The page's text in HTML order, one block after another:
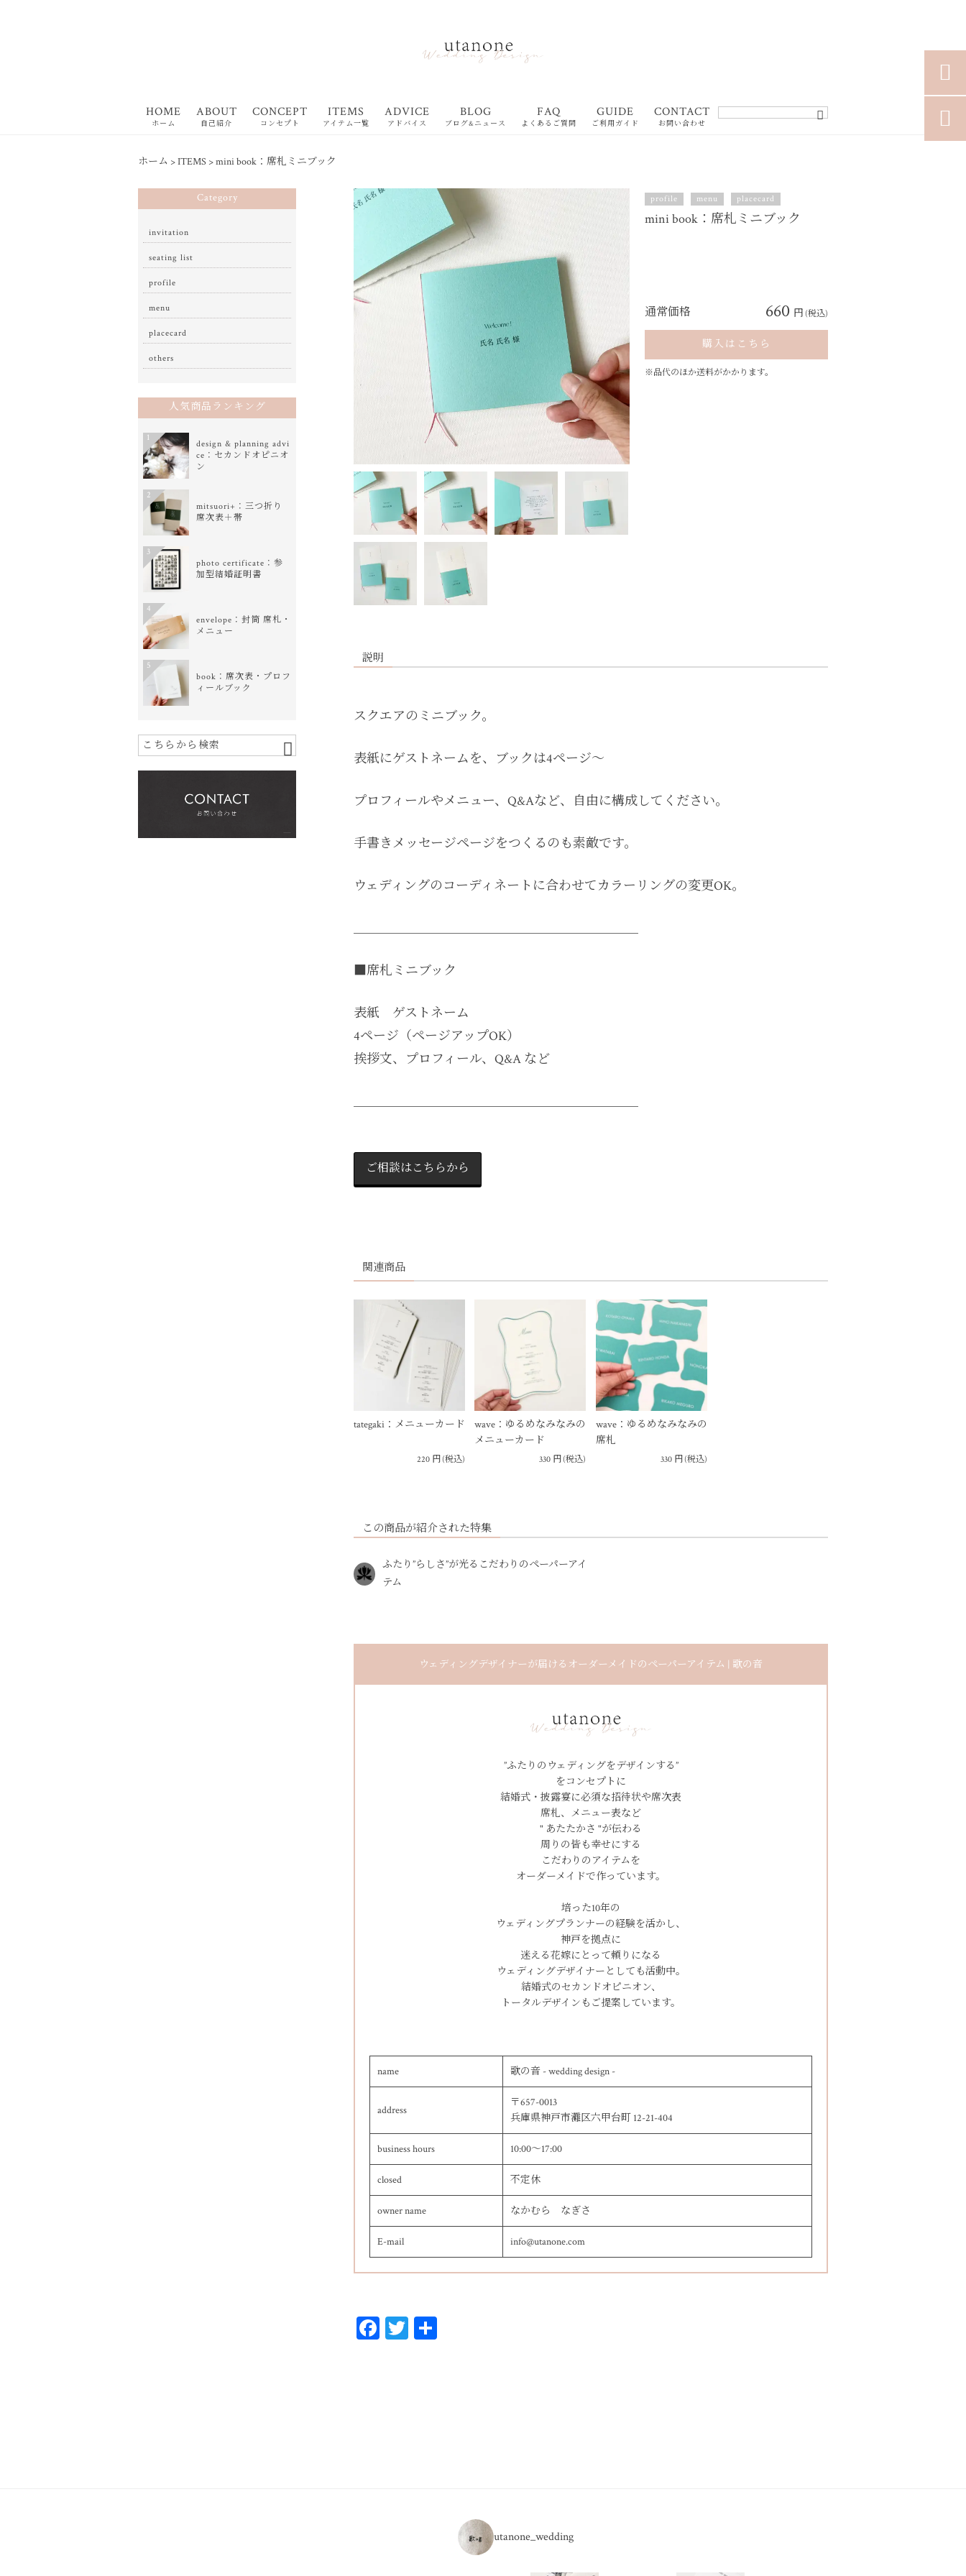
HOME
ホーム
ABOUT
自己紹介
CONCEPT
コンセプト
ITEMS
アイテム一覧
ADVICE
アドバイス
BLOG
ブログ&ニュース
FAQ
よくあるご質問
GUIDE
ご利用ガイド
CONTACT
お問い合わせ
ホーム >ITEMS >mini book：席札ミニブック
profile menu placecard
mini book：席札ミニブック
通常価格 660 円 (税込)
購入はこちら
※品代のほか送料がかかります。
説明
スクエアのミニブック。
表紙にゲストネームを、ブックは4ページ〜
プロフィールやメニュー、Q&Aなど、自由に構成してください。
手書きメッセージページをつくるのも素敵です。
ウェディングのコーディネートに合わせてカラーリングの変更OK。
■席札ミニブック
表紙 ゲストネーム
4ページ（ページアップOK）
挨拶文、プロフィール、Q&A など
ご相談はこちらから
関連商品
tategaki：メニューカード
220 円(税込)
wave：ゆるめなみなみの
メニューカード
330 円(税込)
wave：ゆるめなみなみの
席札
330 円(税込)
この商品が紹介された特集
ふたり”らしさ”が光るこだわりのペーパーアイ
テム
ウェディングデザイナーが届けるオーダーメイドのペーパーアイテム | 歌の音
”ふたりのウェディングをデザインする”
をコンセプトに
結婚式・披露宴に必須な招待状や席次表
席札、メニュー表など
" あたたかさ "が伝わる
周りの皆も幸せにする
こだわりのアイテムを
オーダーメイドで作っています。
培った10年の
ウェディングプランナーの経験を活かし、
神戸を拠点に
迷える花嫁にとって頼りになる
ウェディングデザイナーとしても活動中。
結婚式のセカンドオピニオン、
トータルデザインもご提案しています。
name 歌の音 - wedding design -
address
〒657-0013
兵庫県神戸市灘区六甲台町 12-21-404
business hours 10:00～17:00
closed 不定休
owner name なかむら なぎさ
E-mail info@utanone.com
Fa T
Category
invitation
seating list
profile
menu
placecard
others
人気商品ランキング
design & planning advi
ce：セカンドオピニオ
ン
1
mitsuori+：三つ折り
席次表＋帯
2
photo certificate：参
加型結婚証明書
3
envelope：封筒 席札・
メニュー
4
book：席次表・プロフ
ィールブック
5
utanone_wedding

